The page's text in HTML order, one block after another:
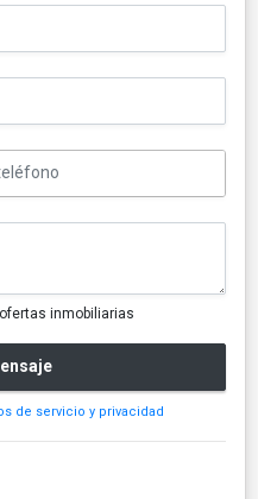
inmobiliarias
de servicio y privacidad